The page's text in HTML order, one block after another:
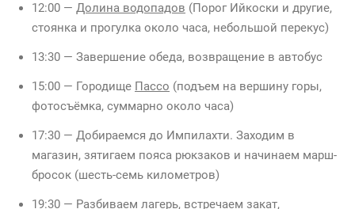
12:00 — Долина водопадов (Порог Ийкоски и другие,
стоянка и прогулка около часа, небольшой перекус)
13:30 — Завершение обеда, возвращение в автобус
15:00 — Городище Пассо (подъем на вершину горы,
фотосъёмка, суммарно около часа)
17:30 — Добираемся до Импилахти. Заходим в
магазин, зятигаем пояса рюкзаков и начинаем марш-
бросок (шесть-семь километров)
19:30 — Разбиваем лагерь, встречаем закат,